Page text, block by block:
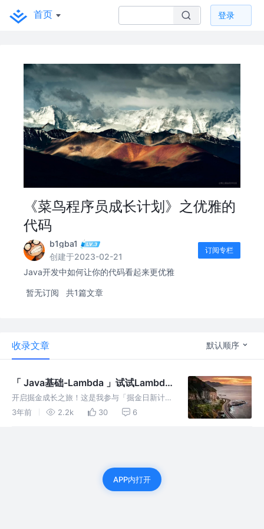
首页 登录
《菜鸟程序员成长计划》之优雅的
代码
b1gba1
创建于2023-02-21
订阅专栏
Java开发中如何让你的代码看起来更优雅
暂无订阅 共1篇文章
收录文章 默认顺序
「 Java基础-Lambda 」试试Lambda
表达式？通俗易懂得嘞！
开启掘金成长之旅！这是我参与「掘金日新计划
· 2 月更文挑战」的第 12 天，点击查看活动详
3年前 2.2k 30 6
APP内打开